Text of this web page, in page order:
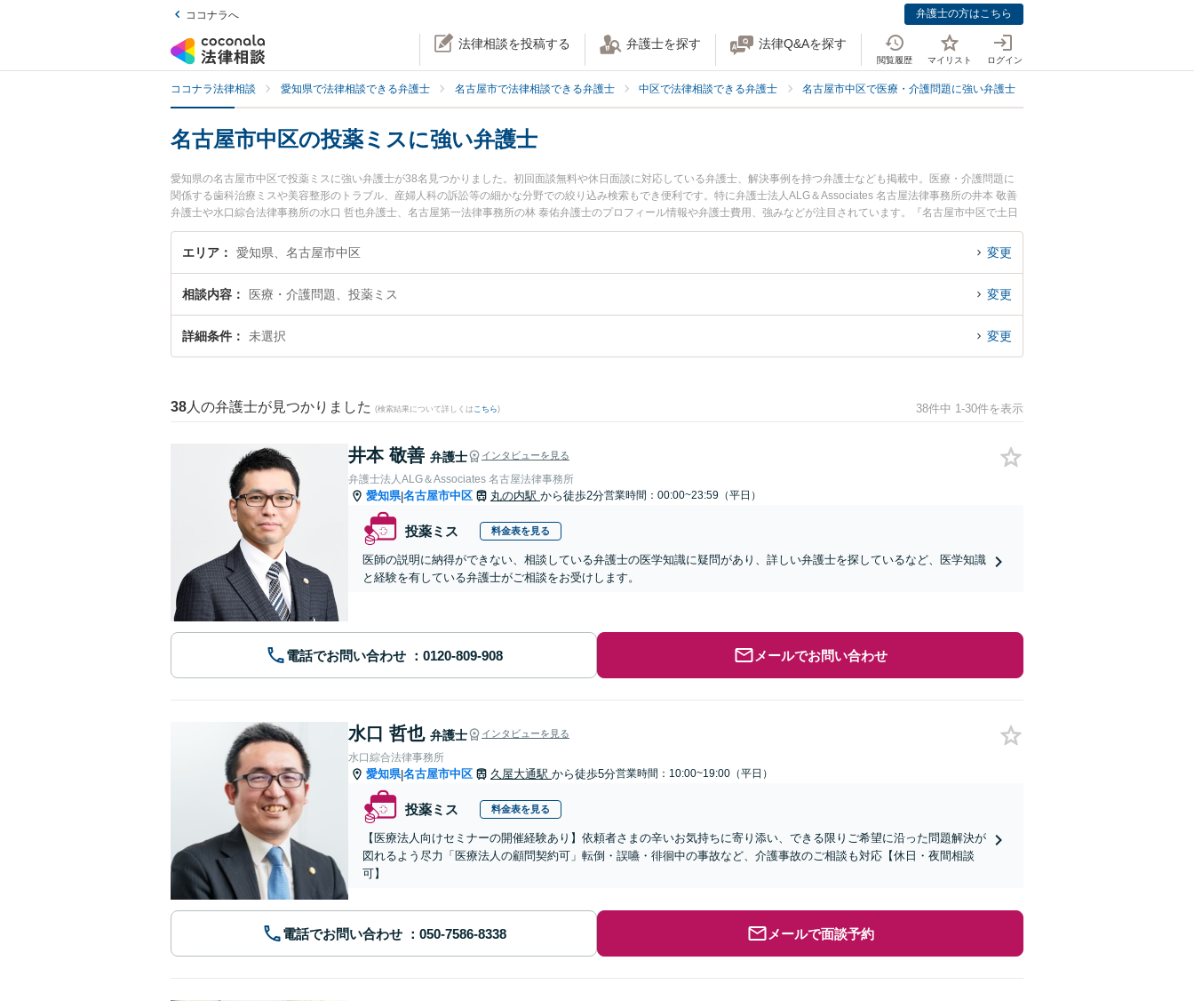
ココナラへ 弁護士の方はこちら
法律相談を投稿する 弁護士を探す 法律Q&Aを探す
閲覧履歴 マイリスト ログイン
ココナラ法律相談 愛知県で法律相談できる弁護士 名古屋市で法律相談できる弁護士 中区で法律相談できる弁護士 名古屋市中区で医療・介護問題に強い弁護士
名古屋市中区の投薬ミスに強い弁護士
愛知県の名古屋市中区で投薬ミスに強い弁護士が38名見つかりました。初回面談無料や休日面談に対応している弁護士、解決事例を持つ弁護士なども掲載中。医療・介護問題に
関係する歯科治療ミスや美容整形のトラブル、産婦人科の訴訟等の細かな分野での絞り込み検索もでき便利です。特に弁護士法人ALG＆Associates 名古屋法律事務所の井本 敬善
弁護士や水口綜合法律事務所の水口 哲也弁護士、名古屋第一法律事務所の林 泰佑弁護士のプロフィール情報や弁護士費用、強みなどが注目されています。『名古屋市中区で土日
や夜間に発生した投薬ミスのトラブルを今すぐに弁護士に相談したい』『投薬ミスのトラブル解決の実績豊富な近くの弁護士を検索したい』『初回相談無料で投薬ミスを法律相談
できる名古屋市中区内の弁護士に相談予約したい』などでお困りの相談者さんにおすすめです。
エリア 愛知県、名古屋市中区 変更
相談内容 医療・介護問題、投薬ミス 変更
詳細条件 未選択 変更
38 人の弁護士が見つかりました (検索結果について詳しくは こちら) 38件中 1-30件を表示
井本 敬善 弁護士 インタビューを見る
弁護士法人ALG＆Associates 名古屋法律事務所
愛知県|名古屋市中区 丸の内駅 から徒歩2分営業時間：00:00~23:59（平日）
投薬ミス 料金表を見る
医師の説明に納得ができない、相談している弁護士の医学知識に疑問があり、詳しい弁護士を探しているなど、医学知識
と経験を有している弁護士がご相談をお受けします。
電話でお問い合わせ メールでお問い合わせ
水口 哲也 弁護士 インタビューを見る
水口綜合法律事務所
愛知県|名古屋市中区 久屋大通駅 から徒歩5分営業時間：10:00~19:00（平日）
投薬ミス 料金表を見る
【医療法人向けセミナーの開催経験あり】依頼者さまの辛いお気持ちに寄り添い、できる限りご希望に沿った問題解決が
図れるよう尽力「医療法人の顧問契約可」転倒・誤嚥・徘徊中の事故など、介護事故のご相談も対応【休日・夜間相談
可】
電話でお問い合わせ メールで面談予約